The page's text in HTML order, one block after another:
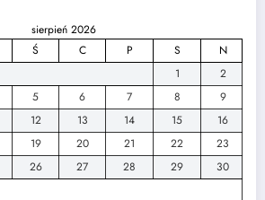
sierpień 2026
Ś C P S
N
1
2
5 6 7 8
9
12 13 14 15
16
19 20 21 22
23
26 27 28 29
30